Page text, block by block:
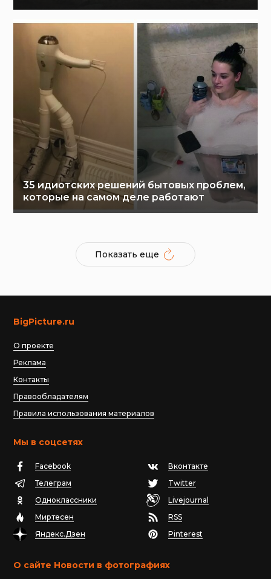
35 идиотских решений бытовых проблем,
которые на самом деле работают
Показать еще
BigPicture.ru
О проекте
Реклама
Контакты
Правообладателям
Правила использования материалов
Мы в соцсетях
Facebook
Вконтакте
Телеграм
Twitter
Одноклассники
Livejournal
Миртесен
RSS
Яндекс.Дзен
Pinterest
О сайте Новости в фотографиях